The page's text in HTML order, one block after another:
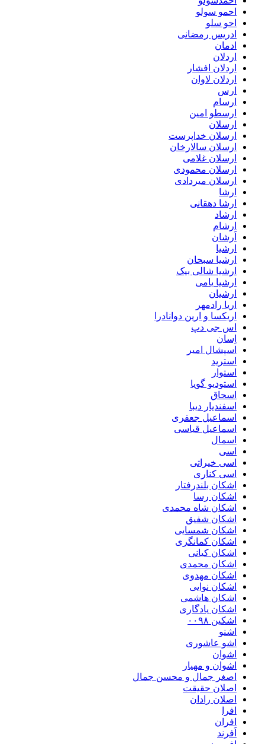
احمو سولو
احو سلو
ادریس رمضانی
ادمان
اردلان
اردلان افشار
اردلان لاوان
ارس
ارسام
ارسطو امین
ارسلان
ارسلان خداپرست
ارسلان سالارخان
ارسلان غلامی
ارسلان محمودی
ارسلان میردادی
ارشا
ارشا دهقانی
ارشاد
ارشام
اَرشان
ارشیا
ارشیا سبحان
ارشیا شالی بیک
ارشیا یامی
ارشیان
اریا رادمهر
اریکسا و ارین دوانادرا
اس جی دپ
اِسان
اسپشال امیر
استرید
استوار
استودیو گویا
اسحاق
اسفندیار دیبا
اسماعیل جعفری
اسماعیل قیاسی
اسمال
اسی
اسی خیراتی
اسی کناری
اشکان بلندرفتار
اشکان رسا
اشکان شاه محمدی
اشکان شفیق
اشکان شمسایی
اشکان‌ کمانگری
اشکان کیانی
اشکان محمدی
اشکان مهدوی
اشکان نوایی
اشکان هاشمی
اشکان یادگاری
اشکین ۰۰۹۸
اشنو
اشو عاشوری
اشوان
اشوان و مهیار
اصغر جمال و محسن جمال
اصلان حقیقت
اصلان رادان
افرا
افران
اَفرند